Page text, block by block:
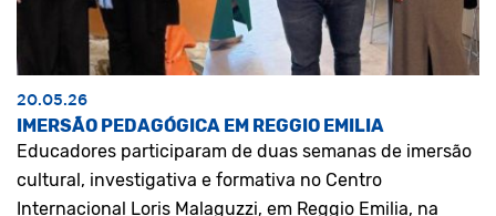
20.05.26
IMERSÃO PEDAGÓGICA EM REGGIO EMILIA
Educadores participaram de duas semanas de imersão
cultural, investigativa e formativa no Centro
Internacional Loris Malaguzzi, em Reggio Emilia, na